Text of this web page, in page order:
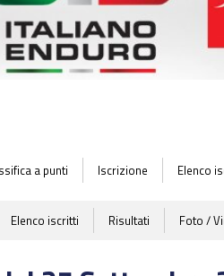
a punti Iscrizione Elenco
Elenco iscritti Risultati Foto /